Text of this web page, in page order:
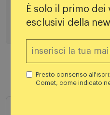
Aggiungi al
È solo il primo dei
esclusivi della
Presto consenso
Comet, come indicato